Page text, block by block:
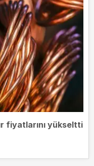
fiyatlarını yükseltti